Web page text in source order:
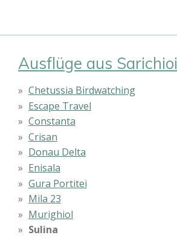
Ausflüge aus Sarichioi
Chetussia Birdwatching
Escape Travel
Constanta
Crisan
Donau Delta
Enisala
Gura Portitei
Mila 23
Murighiol
Sulina